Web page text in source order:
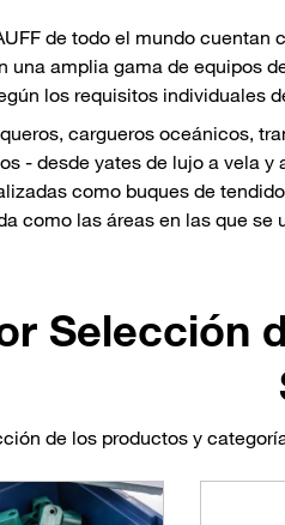
de todo el mundo
una amplia gama de equipos
los requisitos individuales
cargueros oceánicos,
- desde yates de lujo a vela
como buques de
como las áreas en las que se
Selección
de los productos y